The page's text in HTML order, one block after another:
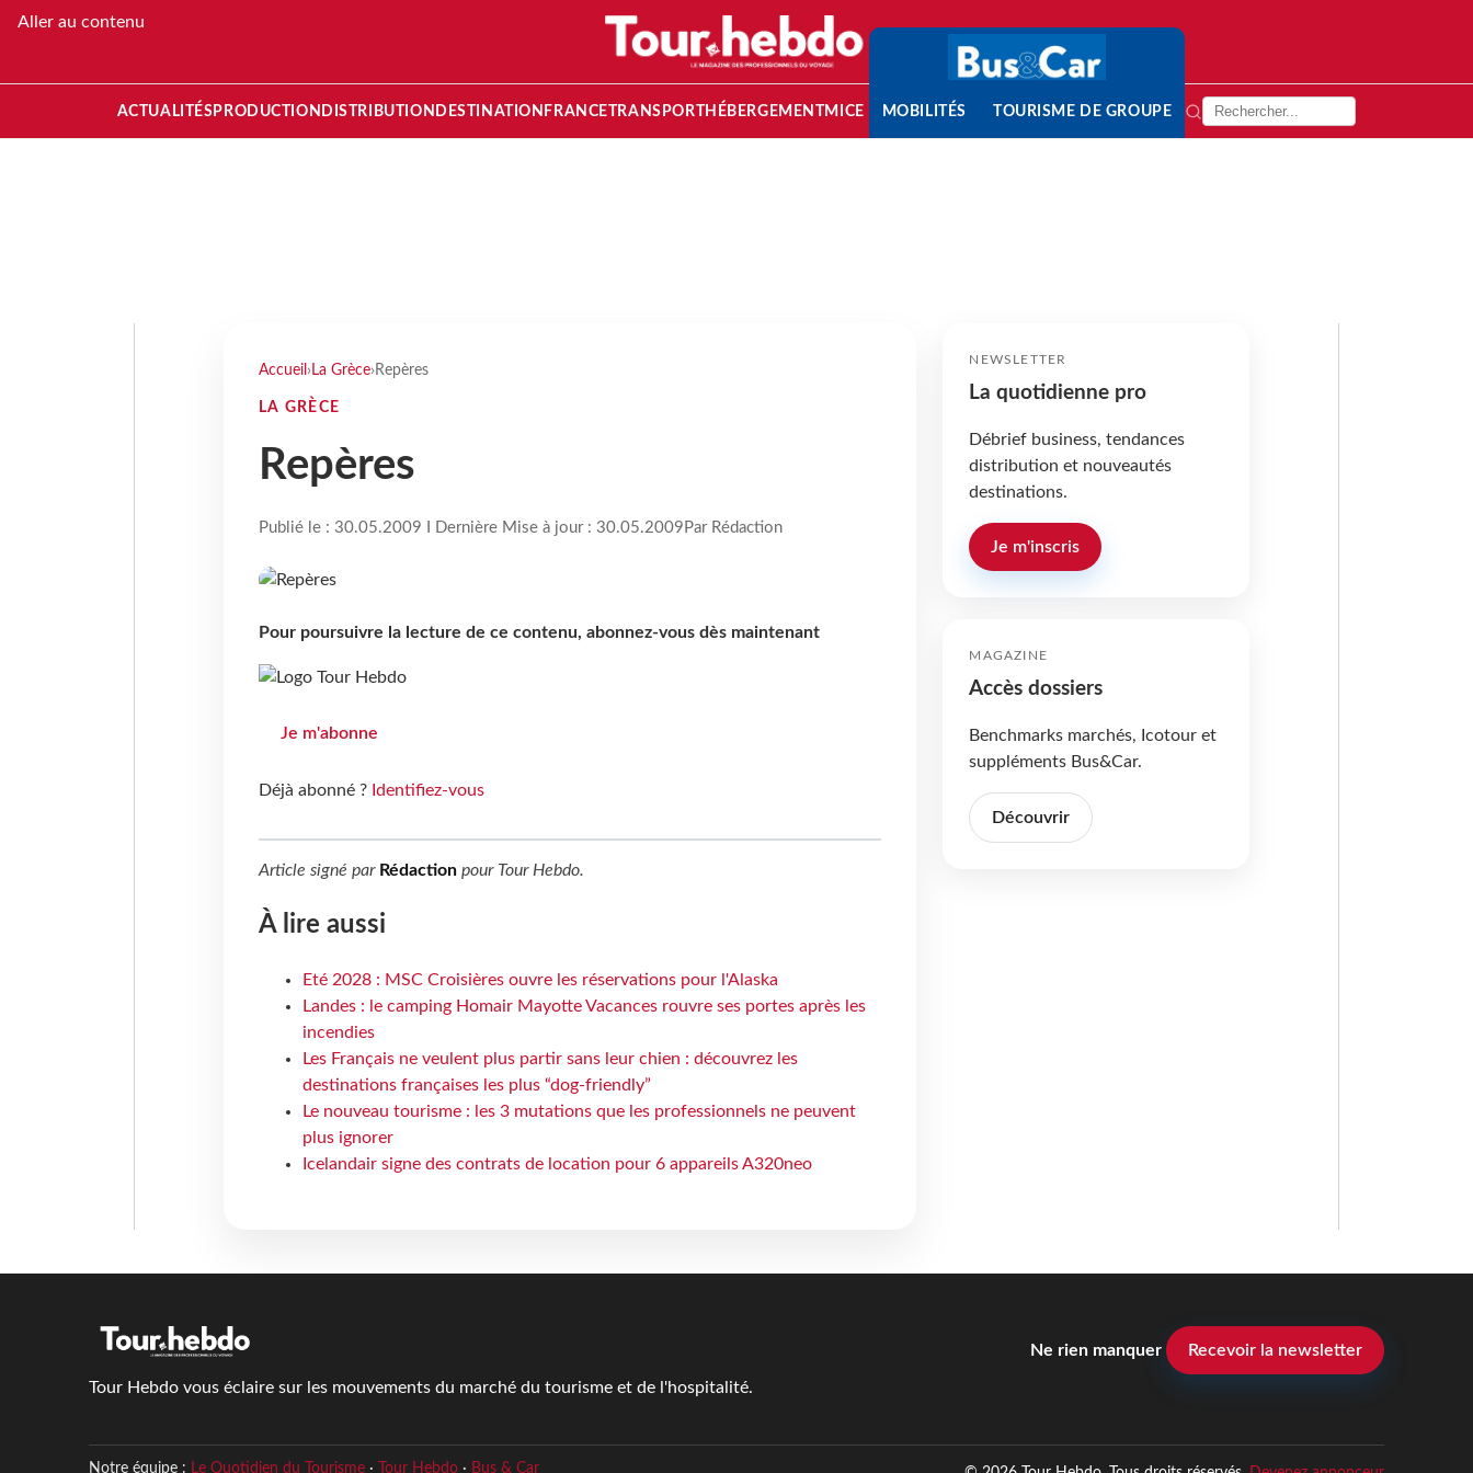
Aller au contenu
ACTUALITÉS PRODUCTION DISTRIBUTION DESTINATION FRANCETRANSPORT HÉBERGEMENTMICE MOBILITÉS TOURISME DE GROUPE
Accueil › La Grèce› Repères
LA GRÈCE
Repères
Publié le : 30.05.2009 I Dernière Mise à jour : 30.05.2009 Par Rédaction
Pour poursuivre la lecture de ce contenu, abonnez-vous dès maintenant
Je m'abonne
Déjà abonné ? Identifiez-vous
Article signé par Rédactionpour Tour Hebdo.
À lire aussi
Eté 2028 : MSC Croisières ouvre les réservations pour l'Alaska
Landes : le camping Homair Mayotte Vacances rouvre ses portes après les
incendies
Les Français ne veulent plus partir sans leur chien : découvrez les
destinations françaises les plus “dog-friendly”
Le nouveau tourisme : les 3 mutations que les professionnels ne peuvent
plus ignorer
Icelandair signe des contrats de location pour 6 appareils A320neo
NEWSLETTER
La quotidienne pro
Débrief business, tendances
distribution et nouveautés
destinations.
Je m'inscris
MAGAZINE
Accès dossiers
Benchmarks marchés, Icotour et
suppléments Bus&Car.
Découvrir
Tour Hebdo vous éclaire sur les mouvements du marché du tourisme et de l'hospitalité.
Ne rien manquer Recevoir la newsletter
Notre équipe : Le Quotidien du Tourisme· Tour Hebdo· Bus & Car